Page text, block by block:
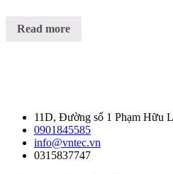
Read more
11D, Đường số 1 Phạm Hữu
0901845585
info@vntec.vn
0315837747